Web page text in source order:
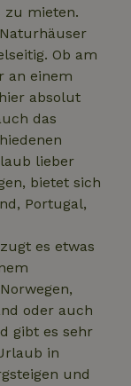
zu mieten.
Ob am
an einem
absolut
das
lieber
bietet sich
Portugal,
es etwas
oder auch
gibt es sehr
in
und